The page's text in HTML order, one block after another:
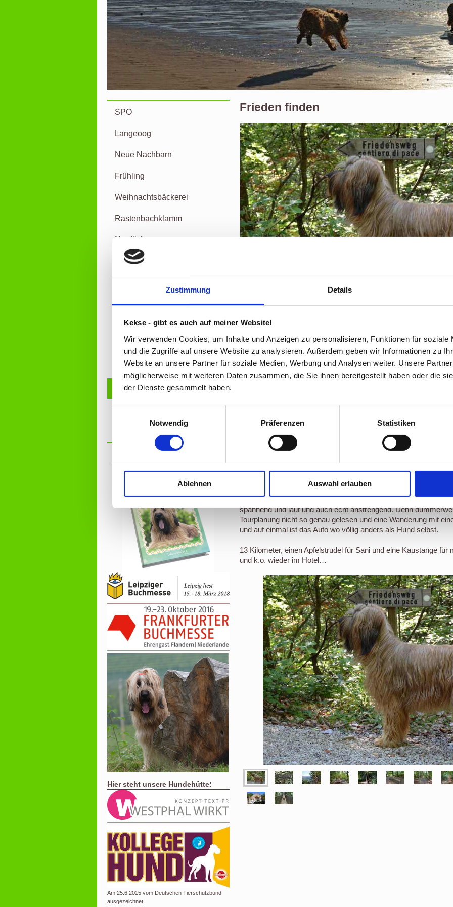
Zustimmung Details
Kekse - gibt es auch auf meiner Website!
Wir verwenden Cookies, um Inhalte und Anzeigen zu personalisieren, Funktionen für soziale
und die Zugriffe auf unsere Website zu analysieren. Außerdem geben wir Informationen zu
Website an unsere Partner für soziale Medien, Werbung und Analysen weiter. Unsere
möglicherweise mit weiteren Daten zusammen, die Sie ihnen bereitgestellt haben oder die
der Dienste gesammelt haben.
Notwendig
Präferenzen Statistiken
Ablehnen Auswahl erlauben
Frieden finden
Der Kalterer Fiedensweg führt durch das Kardatschertal und die
Peter in Altenburg.
Gerechtigkeit, Glaube und Hoffnung“ wurden von Künstlern
Der sechste Punkt (Mut) ist die Rastenbachklamm, der Siebte,
Kirchenruine St. Peter in Altenburg, die wahrscheinlich älteste
Besinnungspunkt ist die Friedensbrücke. Genau an der Stelle,
dem Mittelalter zu sehen sind, wurde die neue, 37 Meter lange
Ich sag euch: Ich WAR mutig! Ich bin nämlich die
unebenen Holzpoller-Stegen und einer irre steilen und
senkrecht hochgehende StahlTreppe mit riesigen Löchern drin
spannend und laut und auch echt anstrengend. Denn
Tourplanung nicht so genau gelesen und eine Wanderung mit
und auf einmal ist das Auto wo völlig anders als Hund selbst.
13 Kilometer, einen Apfelstrudel für Sani und eine Kaustange
und k.o. wieder im Hotel…
SPO
Langeoog
Neue Nachbarn
Frühling
Weihnachtsbäckerei
Rastenbachklamm
Nordlichter
Glück auf
Bozen
Karneval
Leipzig
Friedensweg
Hier steht unsere Hundehütte:
Am 25.6.2015 vom Deutschen Tierschutzbund
ausgezeichnet.